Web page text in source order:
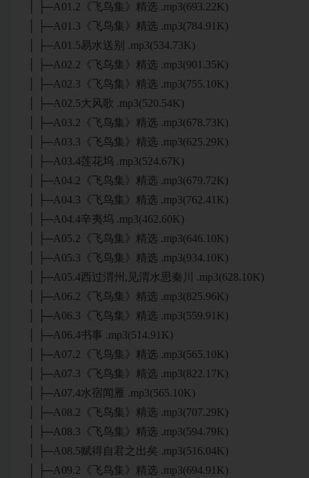
│ ├─A01.2《飞鸟集》精选 .mp3(693.22K)
│ ├─A01.3《飞鸟集》精选 .mp3(784.91K)
│ ├─A01.5易水送别 .mp3(534.73K)
│ ├─A02.2《飞鸟集》精选 .mp3(901.35K)
│ ├─A02.3《飞鸟集》精选 .mp3(755.10K)
│ ├─A02.5大风歌 .mp3(520.54K)
│ ├─A03.2《飞鸟集》精选 .mp3(678.73K)
│ ├─A03.3《飞鸟集》精选 .mp3(625.29K)
│ ├─A03.4莲花坞 .mp3(524.67K)
│ ├─A04.2《飞鸟集》精选 .mp3(679.72K)
│ ├─A04.3《飞鸟集》精选 .mp3(762.41K)
│ ├─A04.4辛夷坞 .mp3(462.60K)
│ ├─A05.2《飞鸟集》精选 .mp3(646.10K)
│ ├─A05.3《飞鸟集》精选 .mp3(934.10K)
│ ├─A05.4西过渭州,见渭水思秦川 .mp3(628.10K)
│ ├─A06.2《飞鸟集》精选 .mp3(825.96K)
│ ├─A06.3《飞鸟集》精选 .mp3(559.91K)
│ ├─A06.4书事 .mp3(514.91K)
│ ├─A07.2《飞鸟集》精选 .mp3(565.10K)
│ ├─A07.3《飞鸟集》精选 .mp3(822.17K)
│ ├─A07.4水宿闻雁 .mp3(565.10K)
│ ├─A08.2《飞鸟集》精选 .mp3(707.29K)
│ ├─A08.3《飞鸟集》精选 .mp3(594.79K)
│ ├─A08.5赋得自君之出矣 .mp3(516.04K)
│ ├─A09.2《飞鸟集》精选 .mp3(694.91K)